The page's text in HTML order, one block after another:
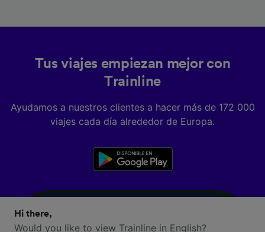
Tus viajes empiezan mejor con
Trainline
Ayudamos a nuestros clientes a hacer más de 172 000
viajes cada día alrededor de Europa.
Hi there,
Would you like to view Trainline in English?